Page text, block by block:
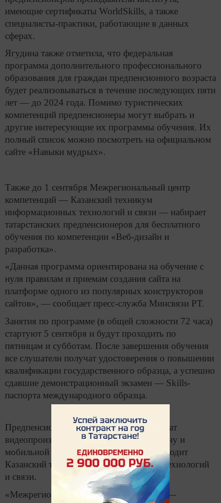
имеющие сертификаты WorldSkills, а также
специалисты-практики, работающие в данных
сферах.
Ягудина также отметила, что федеральная
программа дополнительного профессионального
образования для граждан предпенсионного возраста
будет реализовываться в течение последующих пяти
лет — до 2024 года. Помимо туристических
компетенций предпенсионеры могут выбрать и
другие интересующие их программы обучения. Их
полный список можно посмотреть на официальном
сайте «Навыки мудрых».
Также до 1 сентября Межрегиональный центр
компетенций — Казанский техникум
информационных технологий и связи — набирает
татарстанских предпенсионеров для бесплатного
обучения по компетенции «Веб-дизайн и
разработка».
«Данная программа ориентирована на обучение с
нуля правилам и приемам создания сайта на
платформе одного из популярных конструкторов
сайтов», — сообщает пресс-служба Минсвязи РТ.
Занятия по программе (в общей сложности 72 часа)
стартуют 5 сентября и будут проходить по
пятницам и субботам. После завершения обучения
все слушатели получат удостоверения о повышении
квалификации государственного образца, а успешно
сдавшие демонстрационный экзамен — Skills-
паспорта международного образца.
Предпенсионеров Татарстана также обучат
видеопроизводству, графическому дизайну и
мобильной робототехнике. Занятия проводит
Казанский техникум информационных технологий
и связи.
«Межрегиональный центр компетенций —